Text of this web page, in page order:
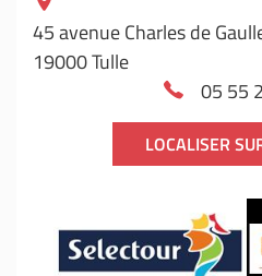
45 avenue Charles de
19000 Tulle
05 55
LOCALISER